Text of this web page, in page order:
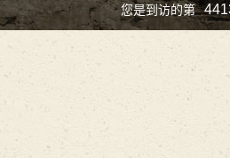
您是到访的第